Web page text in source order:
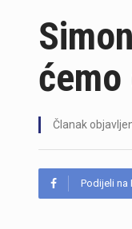
Članak
Podijeli na